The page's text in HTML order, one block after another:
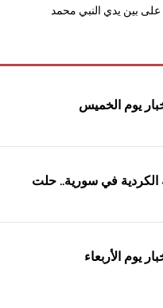
على بين يدي النبي محمد
يوم الخميس
الكردية في سورية.. حلت
يوم الأربعاء